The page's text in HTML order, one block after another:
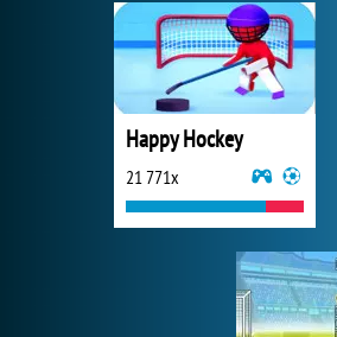
Happy Hockey
21 771x